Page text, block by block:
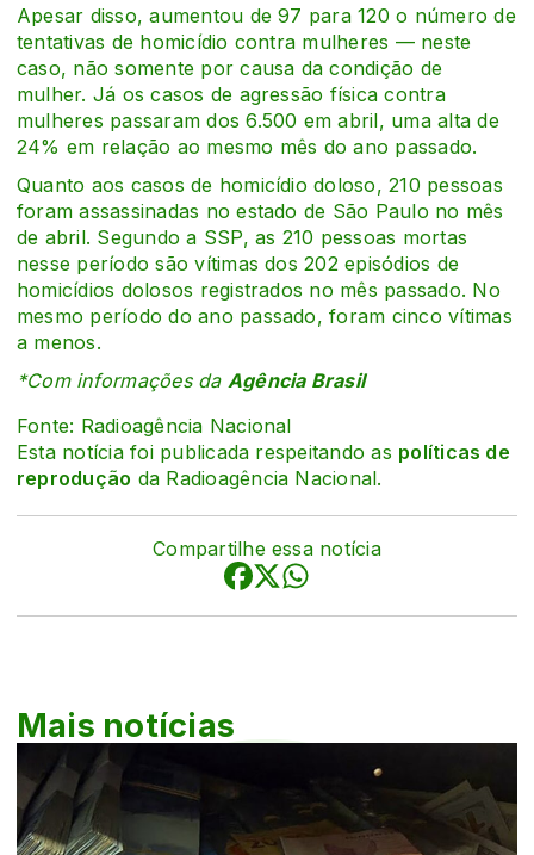
Apesar disso, aumentou de 97 para 120 o número de
tentativas de homicídio contra mulheres — neste
caso, não somente por causa da condição de
mulher. Já os casos de agressão física contra
mulheres passaram dos 6.500 em abril, uma alta de
24% em relação ao mesmo mês do ano passado.
Quanto aos casos de homicídio doloso, 210 pessoas
foram assassinadas no estado de São Paulo no mês
de abril. Segundo a SSP, as 210 pessoas mortas
nesse período são vítimas dos 202 episódios de
homicídios dolosos registrados no mês passado. No
mesmo período do ano passado, foram cinco vítimas
a menos.
*Com informações da Agência Brasil
Fonte: Radioagência Nacional
Esta notícia foi publicada respeitando as políticas de
reprodução da Radioagência Nacional.
Compartilhe essa notícia
Mais notícias